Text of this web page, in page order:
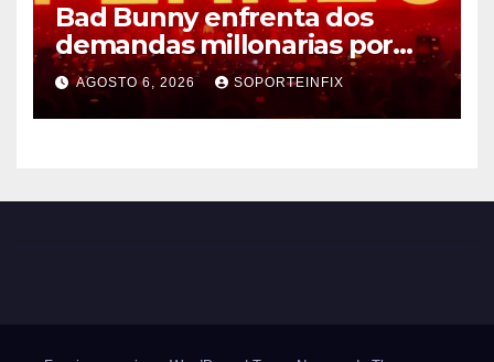
Bad Bunny enfrenta dos
demandas millonarias por
uso no consentido de voces
femeninas
AGOSTO 6, 2026 SOPORTEINFIX